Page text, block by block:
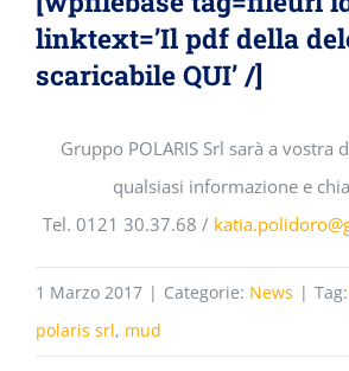
linktext=’Il pdf della
scaricabile QUI’ /]
Gruppo POLARIS Srl sarà a vostra
qualsiasi informazione e
Tel. 0121 30.37.68 /
1 Marzo 2017 | Categorie: News | Tag:
polaris srl, mud